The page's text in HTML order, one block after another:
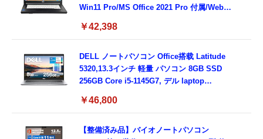
Win11 Pro/MS Office 2021 Pro 付属/Webカ
3.0)/ 有線静音マウス付属/ 180日保証（メモリ
￥42,398
DELL ノートパソコン Office搭载 Latitude
5320,13.3インチ 軽量 パソコン 8GB SSD
256GB Core i5-1145G7, デル laptop
ド付き (整備済み品)
￥46,800
【整備済み品】バイオノートパソコン